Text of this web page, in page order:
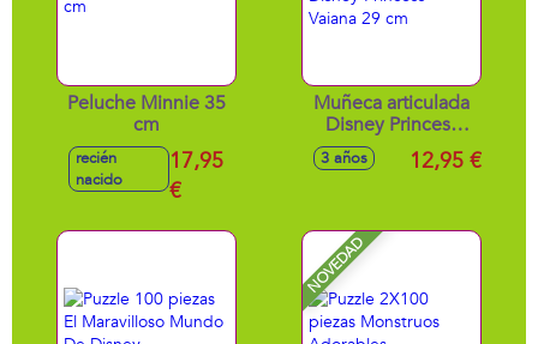
Peluche Minnie 35
cm
recién
nacido
17,95
€
Muñeca articulada
Disney Princess
Vaiana 29 cm
3 años 12,95 €
NOVEDAD